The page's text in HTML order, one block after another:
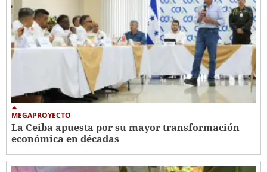
MEGAPROYECTO
La Ceiba apuesta por su mayor transformación
económica en décadas